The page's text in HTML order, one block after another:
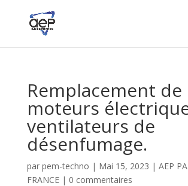
Remplacement de
moteurs
ventilateurs de
désenfumage.
par pem-techno | Mai 15, 2023 | AEP
FRANCE| 0 commentaires